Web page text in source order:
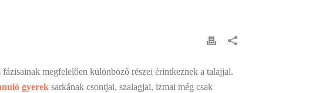
megfelelően különböző részei érintkeznek a talajjal.
gyerek sarkának csontjai, szalagjai, izmai még csak